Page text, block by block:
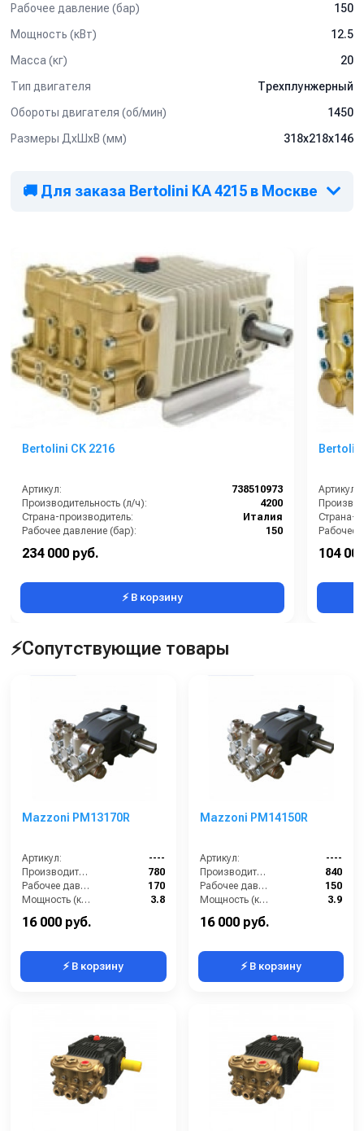
Рабочее давление (бар)
150
Мощность (кВт)
12.5
Масса (кг)
20
Тип двигателя
Трехплунжерный
Обороты двигателя (об/мин)
1450
Размеры ДхШхВ (мм)
318х218х146
🚚 Для заказа Bertolini KA 4215 в Москве
Bertolini CK 2216
Артикул:
738510973
Производительность (л/ч):
4200
Страна-производитель:
Италия
Рабочее давление (бар):
150
Мощность (кВт):
Масса (кг):
234 000 руб.
⚡ В корзину
Артикул:
Страна-
Рабочее
Масса
104
⚡Сопутствующие товары
Mazzoni PM13170R
Артикул:
----
Производительность (л/ч):
780
Рабочее давление (бар):
170
Мощность (кВт):
3.8
16 000 руб.
⚡ В корзину
Mazzoni PM14150R
Артикул:
----
Производительность (л/ч):
840
Рабочее давление (бар):
150
Мощность (кВт):
3.9
16 000 руб.
⚡ В корзину